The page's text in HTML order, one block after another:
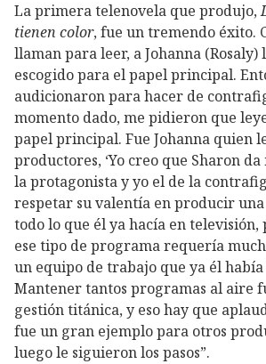
La primera telenovela que produjo,
tienen color, fue un tremendo éxito.
llaman para leer, a Johanna (Rosaly)
escogido para el papel principal.
audicionaron para hacer de
momento dado, me pidieron que
papel principal. Fue Johanna quien
productores, ‘Yo creo que Sharon
la protagonista y yo el de la
respetar su valentía en producir
todo lo que él ya hacía en
ese tipo de programa requería
un equipo de trabajo que ya él
Mantener tantos programas al aire
gestión titánica, y eso hay que
fue un gran ejemplo para otros
luego le siguieron los pasos”.